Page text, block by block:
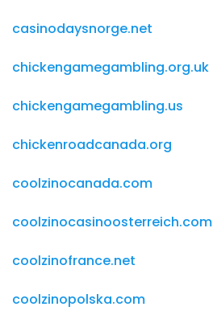
casinodaysnorge.net
chickengamegambling.org.uk
chickengamegambling.us
chickenroadcanada.org
coolzinocanada.com
coolzinocasinoosterreich.com
coolzinofrance.net
coolzinopolska.com